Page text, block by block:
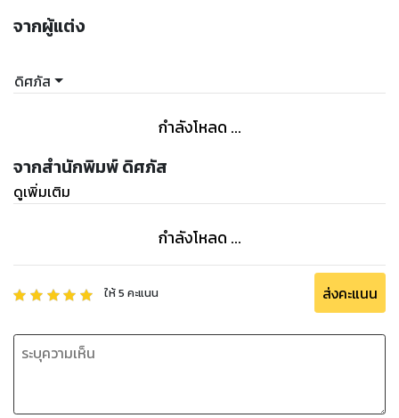
จากผู้แต่ง
ดิศภัส
กำลังโหลด ...
จากสำนักพิมพ์ ดิศภัส
ดูเพิ่มเติม
กำลังโหลด ...
ให้5 คะแนน ส่งคะแนน